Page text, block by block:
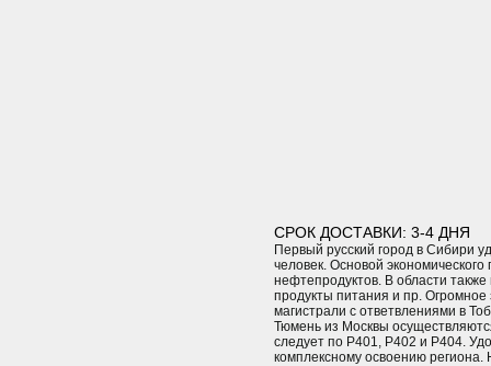
СРОК ДОСТАВКИ: 3-4 ДНЯ
Первый русский город в Сибири
человек. Основой
нефтепродуктов. В области
продукты питания и пр.
магистрали с ответвлениями в
Тюмень из Москвы
следует по Р401, Р402 и Р404.
комплексному освоению